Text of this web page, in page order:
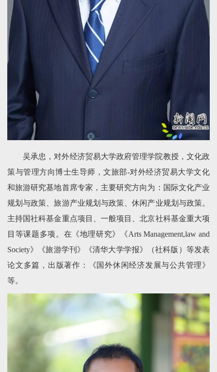
吴承忠，对外经济贸易大学政府管理学院教授，文化政
策与管理方向博士生导师，文旅部-对外经济贸易大学文化
和旅游研究基地首席专家，主要研究方向为：国际文化产业
规划与政策、旅游产业规划与政策、休闲产业规划与政策。
主持国社科基金重点项目、一般项目、北京社科基金重大项
目等课题多项。在《地理研究》《Arts Management,law and
Society》《旅游学刊》《清华大学学报》（社科版）等发表
论文多篇，出版著作：《国外休闲经济发展与公共管理》
等。